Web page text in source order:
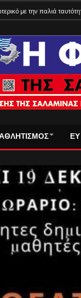
με την παλιά
στα φέρι της